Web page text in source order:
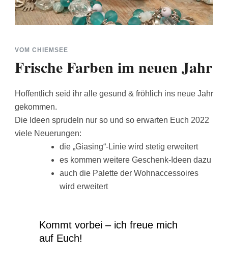
VOM CHIEMSEE
Frische Farben im neuen Jahr
Hoffentlich seid ihr alle gesund & fröhlich ins neue Jahr
gekommen.
Die Ideen sprudeln nur so und so erwarten Euch 2022
viele Neuerungen:
die „Giasing“-Linie wird stetig erweitert
es kommen weitere Geschenk-Ideen dazu
auch die Palette der Wohnaccessoires
wird erweitert
Kommt vorbei – ich freue mich
auf Euch!